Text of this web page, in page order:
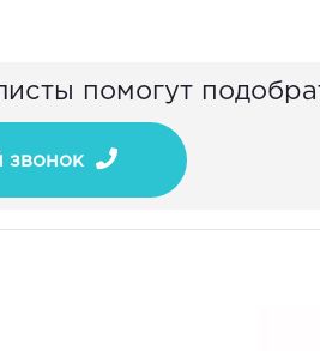
помогут
звонок